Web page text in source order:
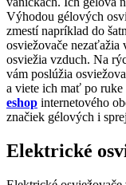
Výhodou gélových
zmestí napríklad do
osviežovače nezaťažia
osviežia vzduch. Na
vám poslúžia
a viete ich mať po
eshop internetového
značiek gélových i
Elektrické